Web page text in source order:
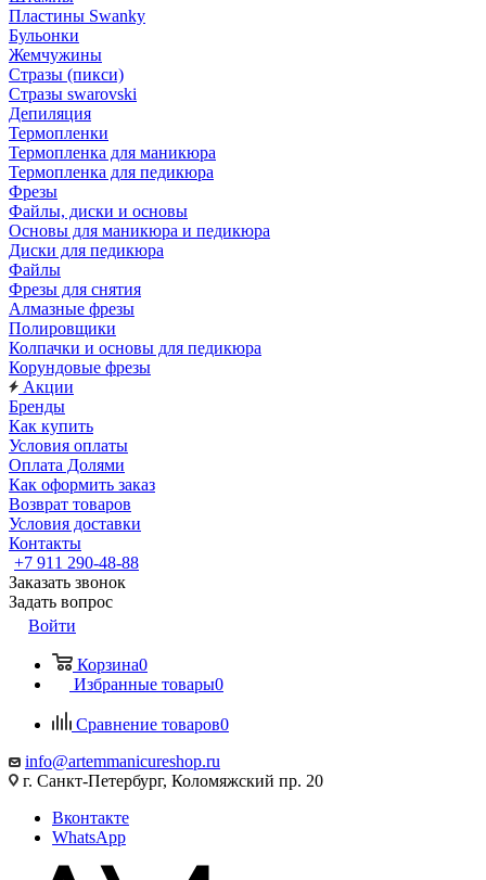
Пластины Swanky
Бульонки
Жемчужины
Стразы (пикси)
Cтразы swarovski
Депиляция
Термопленки
Термопленка для маникюра
Термопленка для педикюра
Фрезы
Файлы, диски и основы
Основы для маникюра и педикюра
Диски для педикюра
Файлы
Фрезы для снятия
Алмазные фрезы
Полировщики
Колпачки и основы для педикюра
Корундовые фрезы
Акции
Бренды
Как купить
Условия оплаты
Оплата Долями
Как оформить заказ
Возврат товаров
Условия доставки
Контакты
+7 911 290-48-88
Заказать звонок
Задать вопрос
Войти
Корзина0
Избранные товары0
Сравнение товаров0
info@artemmanicureshop.ru
г. Санкт-Петербург, Коломяжский пр. 20
Вконтакте
WhatsApp